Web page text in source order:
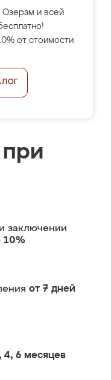
и всей
от стоимости
заключении
10%
от 7 дней
4, 6 месяцев